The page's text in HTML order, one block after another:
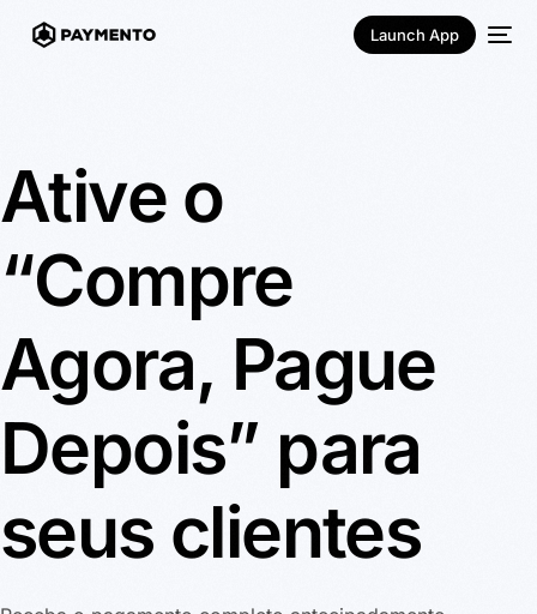
Launch App
Ative o
“Compre
Agora, Pague
Depois” para
seus clientes
Português